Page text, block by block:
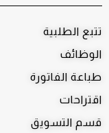
تتبع الطلبية
الوظائف
طباعة الفاتورة
اقتراحات
قسم التسويق